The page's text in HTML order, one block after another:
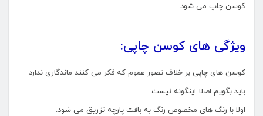
کوسن چاپ می شود.
ویژگی های کوسن چاپی:
کوسن های چاپی بر خلاف تصور عموم که فکر می کنند ماندگاری ندارد
باید بگویم اصلا اینگونه نیست.
اولا با رنگ های مخصوص رنگ به بافت پارچه تزریق می شود.